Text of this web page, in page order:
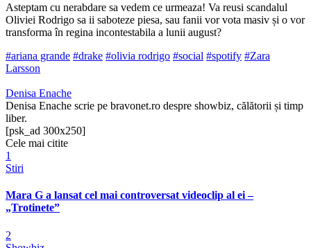
Asteptam cu nerabdare sa vedem ce urmeaza! Va reusi scandalul
Oliviei Rodrigo sa ii saboteze piesa, sau fanii vor vota masiv și o vor
transforma în regina incontestabila a lunii august?
#ariana grande #drake #olivia rodrigo #social #spotify #Zara
Larsson
Denisa Enache
Denisa Enache scrie pe bravonet.ro despre showbiz, călătorii și timp
liber.
[psk_ad 300x250]
Cele mai citite
1
Stiri
Mara G a lansat cel mai controversat videoclip al ei –
„Trotinete”
2